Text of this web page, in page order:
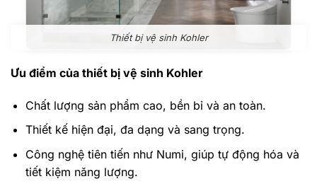
Thiết bị vệ sinh Kohler
Ưu điểm của thiết bị vệ sinh Kohler
Chất lượng sản phẩm cao, bền bỉ và an toàn.
Thiết kế hiện đại, đa dạng và sang trọng.
Công nghệ tiên tiến như Numi, giúp tự động hóa và
tiết kiệm năng lượng.